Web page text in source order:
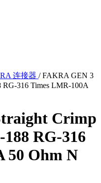
连接器 / FAKRA GEN 3
RG-316 Times LMR-100A
Crimp
RG-316
50 Ohm N